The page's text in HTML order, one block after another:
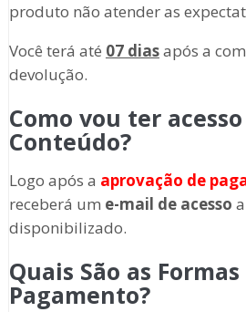
produto não atender as
Você terá até 07 diasapós a
devolução.
Como vou ter
Conteúdo?
Logo após a aprovação de
receberá um e-mail de acesso
disponibilizado.
Quais São as
Pagamento?